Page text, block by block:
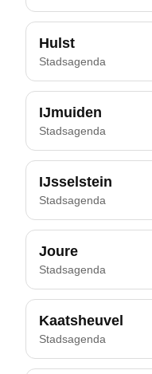
Hulst
Stadsagenda
IJmuiden
Stadsagenda
IJsselstein
Stadsagenda
Joure
Stadsagenda
Kaatsheuvel
Stadsagenda